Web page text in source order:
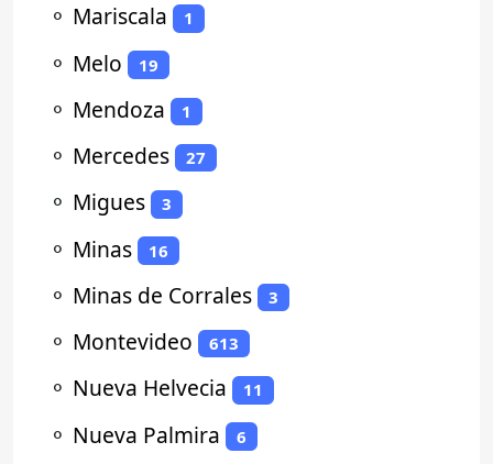
⚬ Mariscala 1
⚬ Melo 19
⚬ Mendoza 1
⚬ Mercedes 27
⚬ Migues 3
⚬ Minas 16
⚬ Minas de Corrales 3
⚬ Montevideo 613
⚬ Nueva Helvecia 11
⚬ Nueva Palmira 6